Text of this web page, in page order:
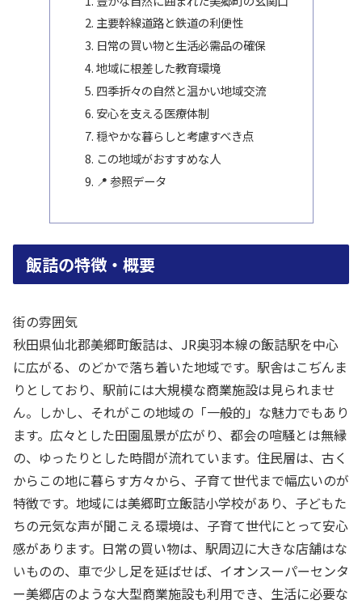
主要幹線道路と鉄道の利便性
日常の買い物と生活必需品の確保
地域に根差した教育環境
四季折々の自然と温かい地域交流
安心を支える医療体制
穏やかな暮らしと考慮すべき点
この地域がおすすめな人
📍 参照データ
飯詰の特徴・概要
街の雰囲気
秋田県仙北郡美郷町飯詰は、JR奥羽本線の飯詰駅を中心
に広がる、のどかで落ち着いた地域です。駅舎はこぢんま
りとしており、駅前には大規模な商業施設は見られませ
ん。しかし、それがこの地域の「一般的」な魅力でもあり
ます。広々とした田園風景が広がり、都会の喧騒とは無縁
の、ゆったりとした時間が流れています。住民層は、古く
からこの地に暮らす方々から、子育て世代まで幅広いのが
特徴です。地域には美郷町立飯詰小学校があり、子どもた
ちの元気な声が聞こえる環境は、子育て世代にとって安心
感があります。日常の買い物は、駅周辺に大きな店舗はな
いものの、車で少し足を延ばせば、イオンスーパーセンタ
ー美郷店のような大型商業施設も利用でき、生活に必要な